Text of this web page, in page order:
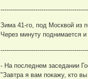
Зима 41-го, под Москвой из
Через минуту поднимается и
- На последнем заседании
"Завтра я вам покажу, кто вы